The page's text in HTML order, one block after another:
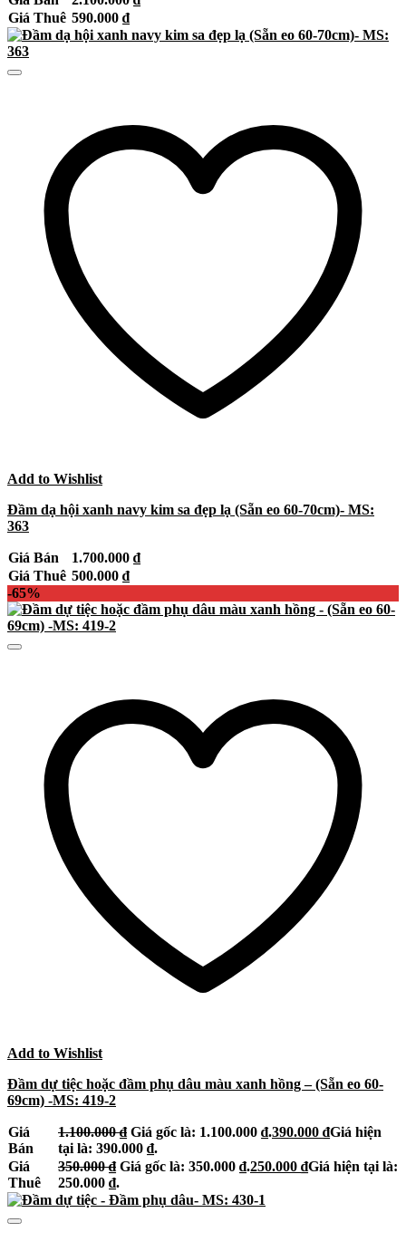
Giá Thuê 590.000 ₫
Add to Wishlist
Đầm dạ hội xanh navy kim sa đẹp lạ (Sẵn eo 60-70cm)- MS:
363
Giá Bán 1.700.000 ₫
Giá Thuê 500.000 ₫
-65%
Add to Wishlist
Đầm dự tiệc hoặc đầm phụ dâu màu xanh hồng – (Sẵn eo 60-
69cm) -MS: 419-2
Giá
Bán
1.100.000₫ Giá gốc là: 1.100.000 ₫.390.000 ₫Giá hiện
tại là: 390.000 ₫.
Giá
Thuê
350.000₫ Giá gốc là: 350.000 ₫.250.000 ₫Giá hiện tại là:
250.000 ₫.